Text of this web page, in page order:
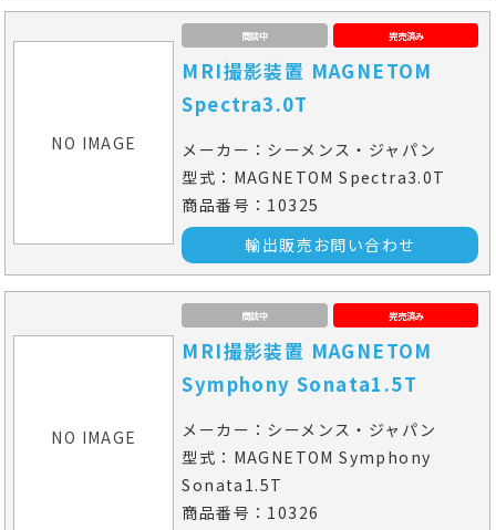
NO IMAGE
商談中 完売済み
MRI撮影装置 MAGNETOM
Spectra3.0T
メーカー：シーメンス・ジャパン
型式：MAGNETOM Spectra3.0T
商品番号：10325
輸出販売お問い合わせ
NO IMAGE
商談中 完売済み
MRI撮影装置 MAGNETOM
Symphony Sonata1.5T
メーカー：シーメンス・ジャパン
型式：MAGNETOM Symphony
Sonata1.5T
商品番号：10326